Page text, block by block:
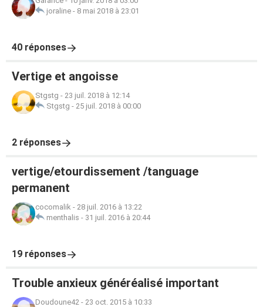
joraline - 8 mai 2018 à 23:01
40 réponses
Vertige et angoisse
Stgstg - 23 juil. 2018 à 12:14
Stgstg - 25 juil. 2018 à 00:00
2 réponses
vertige/etourdissement /tanguage
permanent
cocomalik - 28 juil. 2016 à 13:22
menthalis - 31 juil. 2016 à 20:44
19 réponses
Trouble anxieux généréalisé important
Doudoune42 - 23 oct. 2015 à 10:33